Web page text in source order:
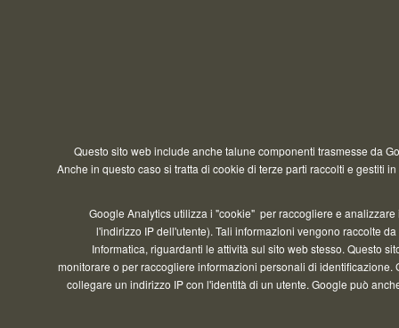
Questo sito web include anche talune componenti trasmesse
Anche in questo caso si tratta di cookie di terze parti raccolti e
Google Analytics utilizza i "cookie" per raccogliere e
l'indirizzo IP dell'utente). Tali informazioni vengono
Informatica, riguardanti le attività sul sito web stesso.
monitorare o per raccogliere informazioni personali di
collegare un indirizzo IP con l'identità di un utente. Google può